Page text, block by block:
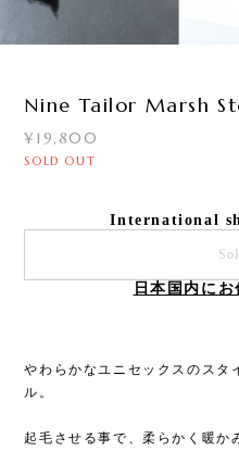
Nine Tailor Marsh
¥19,800
SOLD OUT
International
日本国内に
やわらかなユニセックスのスタ
ル。
起毛させる事で、柔らかく暖か